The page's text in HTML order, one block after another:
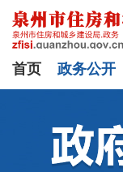
首页 政务公开